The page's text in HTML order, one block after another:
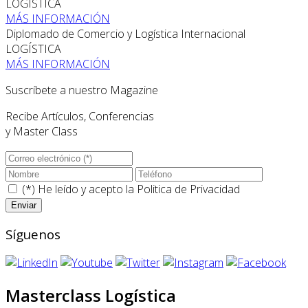
LOGÍSTICA
MÁS INFORMACIÓN
Diplomado de Comercio y Logística Internacional
LOGÍSTICA
MÁS INFORMACIÓN
Suscríbete a nuestro Magazine
Recibe Artículos, Conferencias
y Master Class
(*) He leído y acepto la Politica de Privacidad
Síguenos
Masterclass Logística